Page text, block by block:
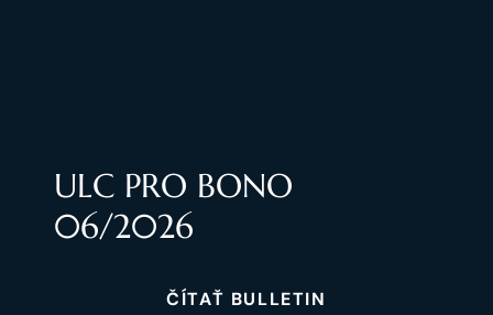
ULC PRO BONO
06/2026
ČÍTAŤ BULLETIN